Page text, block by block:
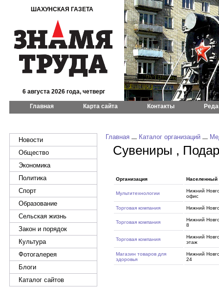
ШАХУНСКАЯ ГАЗЕТА
6 августа 2026 года, четверг
Главная Карта сайта Контакты
Новости
Общество
Экономика
Политика
Спорт
Образование
Сельская жизнь
Закон и порядок
Культура
Фотогалерея
Блоги
Каталог сайтов
Главная Каталог организаций
Сувениры ,
Организация Населенный
Мультитехнологии
Нижний
офис
Торговая компания Нижний
Торговая компания
Нижний
8
Торговая компания
Нижний
этаж
Магазин товаров для
здоровья
Нижний
24